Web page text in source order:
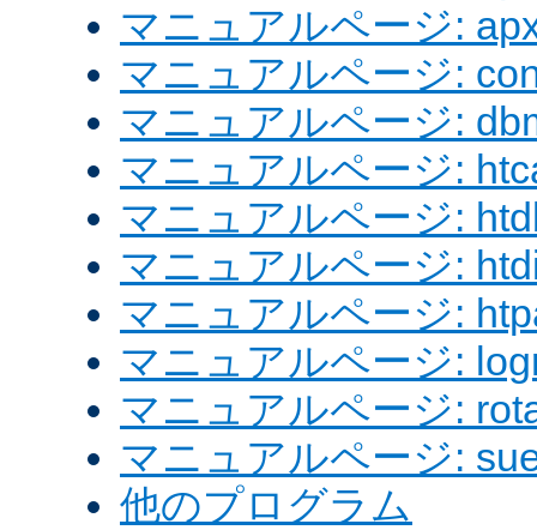
マニュアルページ:
マニュアルページ:
マニュアルページ:
マニュアルページ:
マニュアルページ:
マニュアルページ:
マニュアルページ:
マニュアルページ:
マニュアルページ:
マニュアルページ:
他のプログラム